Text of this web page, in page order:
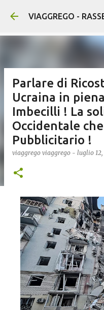
Passa ai
VIAGGREGO -
Parlare di
Ucraina in
Imbecilli ! La
Occidentale
Pubblicitario !
viaggrego viaggrego - luglio